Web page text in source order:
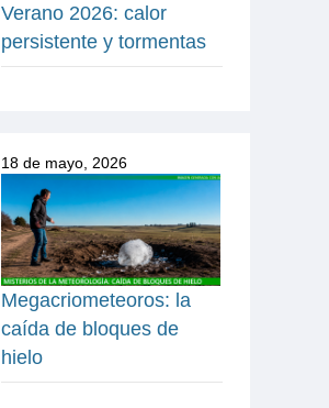
Verano 2026: calor
persistente y tormentas
18 de mayo, 2026
Megacriometeoros: la
caída de bloques de
hielo